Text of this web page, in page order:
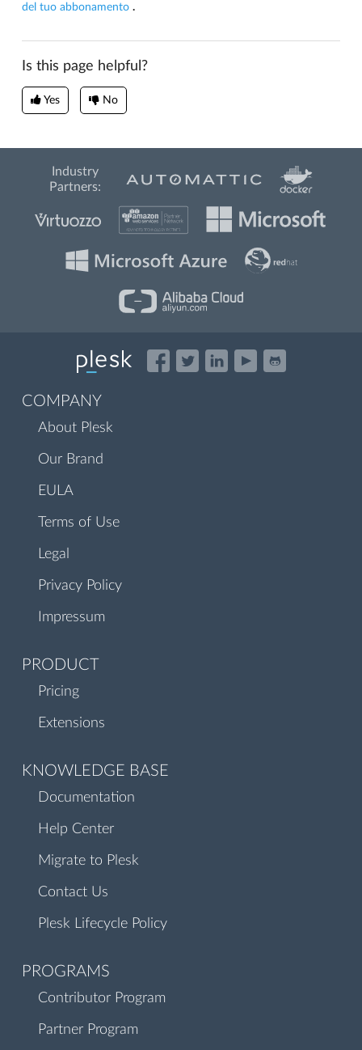
del tuo abbonamento .
Is this page helpful?
Yes No
Industry
Partners:
COMPANY
About Plesk
Our Brand
EULA
Terms of Use
Legal
Privacy Policy
Impressum
PRODUCT
Pricing
Extensions
KNOWLEDGE BASE
Documentation
Help Center
Migrate to Plesk
Contact Us
Plesk Lifecycle Policy
PROGRAMS
Contributor Program
Partner Program